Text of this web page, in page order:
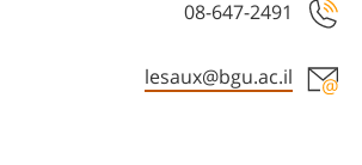
08-647-2491
lesaux@bgu.ac.il